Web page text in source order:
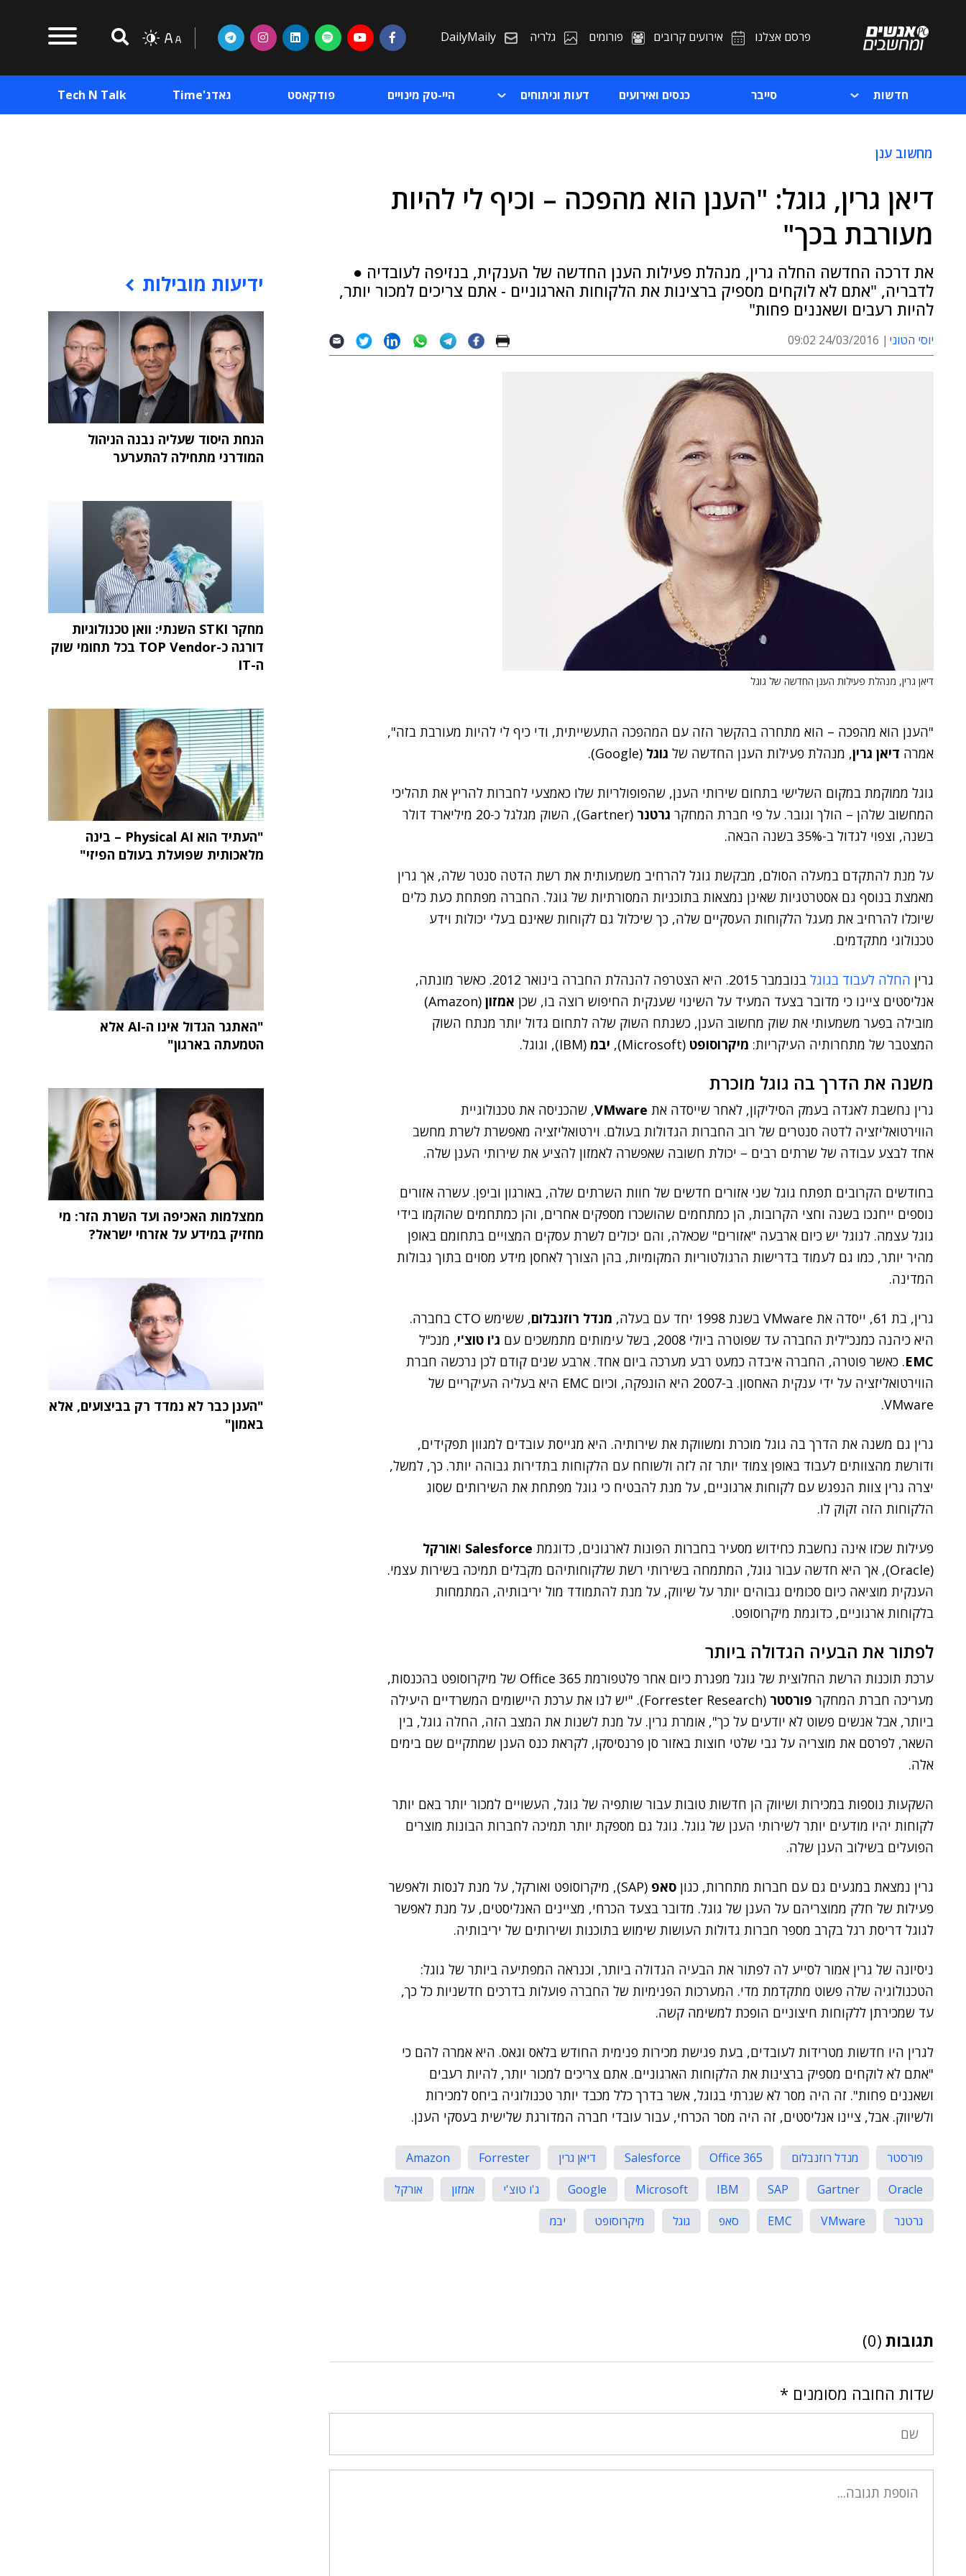
פרסם אצלנו אירועים קרובים פורומים גלריה DailyMaily
חדשות סייבר כנסים ואירועים דעות וניתוחים היי-טק מינויים פודקאסט גאדג'Time Tech N Talk
מחשוב ענן
דיאן גרין, גוגל: "הענן הוא מהפכה – וכיף לי להיות
מעורבת בכך"
את דרכה החדשה החלה גרין, מנהלת פעילות הענן החדשה של הענקית, בנזיפה לעובדיה ●
לדבריה, "אתם לא לוקחים מספיק ברצינות את הלקוחות הארגוניים - אתם צריכים למכור יותר,
להיות רעבים ושאננים פחות"
יוסי הטוני 24/03/2016 09:02
דיאן גרין, מנהלת פעילות הענן החדשה של גוגל
"הענן הוא מהפכה – הוא מתחרה בהקשר הזה עם המהפכה התעשייתית, ודי כיף לי להיות מעורבת בזה",
אמרה דיאן גרין, מנהלת פעילות הענן החדשה של גוגל (Google).
גוגל ממוקמת במקום השלישי בתחום שירותי הענן, שהפופולריות שלו כאמצעי לחברות להריץ את תהליכי
המחשוב שלהן – הולך וגובר. על פי חברת המחקר גרטנר
(Gartner), השוק מגלגל כ-20 מיליארד דולר
בשנה, וצפוי לגדול ב-35% בשנה הבאה.
על מנת להתקדם במעלה הסולם, מבקשת גוגל להרחיב משמעותית את רשת הדטה סנטר שלה, אך גרין
מאמצת בנוסף גם אסטרטגיות שאינן נמצאות בתוכניות המסורתיות של גוגל. החברה מפתחת כעת כלים
שיוכלו להרחיב את מעגל הלקוחות העסקיים שלה, כך שיכלול גם לקוחות שאינם בעלי יכולות וידע
טכנולוגי מתקדמים.
גרין החלה לעבוד בגוגל
בנובמבר 2015. היא הצטרפה להנהלת החברה בינואר 2012. כאשר מונתה,
אנליסטים ציינו כי מדובר בצעד המעיד על השינוי שענקית החיפוש רוצה בו, שכן אמזון
(Amazon)
מובילה בפער משמעותי את שוק מחשוב הענן, כשנתח השוק שלה לתחום גדול יותר מנתח השוק
המצטבר של מתחרותיה העיקריות: מיקרוסופט (Microsoft), יבמ (IBM), וגוגל.
משנה את הדרך בה גוגל מוכרת
גרין נחשבת לאגדה בעמק הסיליקון, לאחר שייסדה את VMware, שהכניסה את טכנולוגיית
הווירטואליזציה לדטה סנטרים של רוב החברות הגדולות בעולם. וירטואליזציה מאפשרת לשרת מחשב
אחד לבצע עבודה של שרתים רבים – יכולת חשובה שאפשרה לאמזון להציע את שירותי הענן שלה.
בחודשים הקרובים תפתח גוגל שני אזורים חדשים של חוות השרתים שלה, באורגון וביפן. עשרה אזורים
נוספים ייחנכו בשנה וחצי הקרובות, הן כמתחמים שהושכרו מספקים אחרים, והן כמתחמים שהוקמו בידי
גוגל עצמה. לגוגל יש כיום ארבעה "אזורים" שכאלה, והם יכולים לשרת עסקים המצויים בתחומם באופן
מהיר יותר, כמו גם לעמוד בדרישות הרגולטוריות המקומיות, בהן הצורך לאחסן מידע מסוים בתוך גבולות
המדינה.
גרין, בת 61, ייסדה את VMware בשנת 1998 יחד עם בעלה, מנדל רוזנבלום
, ששימש CTO בחברה.
היא כיהנה כמנכ"לית החברה עד שפוטרה ביולי 2008, בשל עימותים מתמשכים עם
ג'ו טוצ'י, מנכ"ל
EMC. כאשר פוטרה, החברה איבדה כמעט רבע מערכה ביום אחד. ארבע שנים קודם לכן נרכשה חברת
הווירטואליזציה על ידי ענקית האחסון. ב-2007 היא הונפקה, וכיום EMC היא בעליה העיקריים של
VMware.
גרין גם משנה את הדרך בה גוגל מוכרת ומשווקת את שירותיה. היא מגייסת עובדים למגוון תפקידים,
ודורשת מהצוותים לעבוד באופן צמוד יותר זה לזה ולשוחח עם הלקוחות בתדירות גבוהה יותר. כך, למשל,
יצרה גרין צוות הנפגש עם לקוחות ארגוניים, על מנת להבטיח כי גוגל מפתחת את השירותים שסוג
הלקוחות הזה זקוק לו.
פעילות שכזו אינה נחשבת כחידוש מסעיר בחברות הפונות לארגונים, כדוגמת Salesforce ואורקל
(Oracle), אך היא חדשה עבור גוגל, המתמחה בשירותי רשת שלקוחותיהם מקבלים תמיכה בשירות עצמי.
הענקית מוציאה כיום סכומים גבוהים יותר על שיווק, על מנת להתמודד מול יריבותיה, המתמחות
בלקוחות ארגוניים, כדוגמת מיקרוסופט.
לפתור את הבעיה הגדולה ביותר
ערכת תוכנות הרשת החלוצית של גוגל מפגרת כיום אחר פלטפורמת Office 365 של מיקרוסופט בהכנסות,
מעריכה חברת המחקר פורסטר
(Forrester Research). "יש לנו את ערכת היישומים המשרדיים היעילה
ביותר, אבל אנשים פשוט לא יודעים על כך", אומרת גרין. על מנת לשנות את המצב הזה, החלה גוגל, בין
השאר, לפרסם את מוצריה על גבי שלטי חוצות באזור סן פרנסיסקו, לקראת כנס הענן שמתקיים שם בימים
אלה.
השקעות נוספות במכירות ושיווק הן חדשות טובות עבור שותפיה של גוגל, העשויים למכור יותר באם יותר
לקוחות יהיו מודעים יותר לשירותי הענן של גוגל. גוגל גם מספקת יותר תמיכה לחברות הבונות מוצרים
הפועלים בשילוב הענן שלה.
גרין נמצאת במגעים גם עם חברות מתחרות, כגון סאפ
(SAP), מיקרוסופט ואורקל, על מנת לנסות ולאפשר
פעילות של חלק ממוצריהם על הענן של גוגל. מדובר בצעד הכרחי, מציינים האנליסטים, על מנת לאפשר
לגוגל דריסת רגל בקרב מספר חברות גדולות העושות שימוש בתוכנות ושירותים של יריבותיה.
ניסיונה של גרין אמור לסייע לה לפתור את הבעיה הגדולה ביותר, וכנראה המפתיעה ביותר של גוגל:
הטכנולוגיה שלה פשוט מתקדמת מדי. המערכות הפנימיות של החברה פועלות בדרכים חדשניות כל כך,
עד שמכירתן ללקוחות חיצוניים הופכת למשימה קשה.
לגרין היו חדשות מטרידות לעובדים, בעת פגישת מכירות פנימית החודש בלאס וגאס. היא אמרה להם כי
"אתם לא לוקחים מספיק ברצינות את הלקוחות הארגוניים. אתם צריכים למכור יותר, להיות רעבים
ושאננים פחות". זה היה מסר לא שגרתי בגוגל, אשר בדרך כלל מכבד יותר טכנולוגיה ביחס למכירות
ולשיווק. אבל, ציינו אנליסטים, זה היה מסר הכרחי, עבור עובדי חברה המדורגת שלישית בעסקי הענן.
פורסטר מנדל רוזנבלום Office 365
Salesforce דיאן גרין Forrester
Amazon
Oracle
Gartner
SAP
IBM
Microsoft
Google ג'ו טוצ'י אמזון
אורקל
גרטנר
VMware
EMC סאפ גוגל מיקרוסופט יבמ
תגובות (0)
שדות החובה מסומנים *
ידיעות מובילות
הנחת היסוד שעליה נבנה הניהול
המודרני מתחילה להתערער
מחקר STKI השנתי: וואן טכנולוגיות
דורגה כ-TOP Vendor בכל תחומי שוק
ה-IT
"העתיד הוא Physical AI – בינה
מלאכותית שפועלת בעולם הפיזי"
"האתגר הגדול אינו ה-AI אלא
הטמעתה בארגון"
ממצלמות האכיפה ועד השרת הזר: מי
מחזיק במידע על אזרחי ישראל?
"הענן כבר לא נמדד רק בביצועים, אלא
באמון"